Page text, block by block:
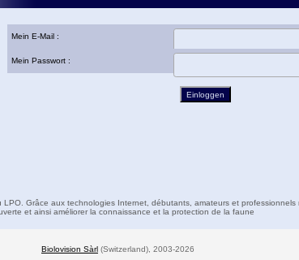
Mein E-Mail :
Mein Passwort :
Grâce aux technologies Internet, débutants, amateurs et professionnels
et ainsi améliorer la connaissance et la protection de la faune
Biolovision Sàrl (Switzerland), 2003-2026